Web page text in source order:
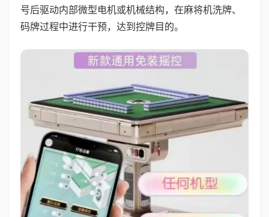
号后驱动内部微型电机或机械结构，在麻将机洗牌、
码牌过程中进行干预，达到控牌目的。